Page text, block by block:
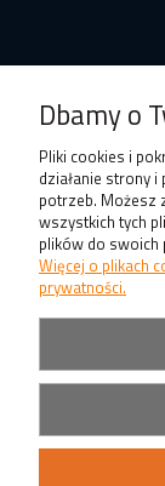
Dbamy o
Pliki cookies i
działanie strony
potrzeb. Możesz
wszystkich tych
plików do swoich
Więcej o plikach
prywatności.